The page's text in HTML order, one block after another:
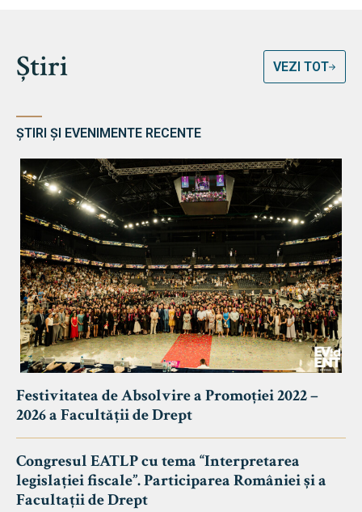
Știri VEZI TOT
ȘTIRI ȘI EVENIMENTE RECENTE
Festivitatea de Absolvire a Promoției 2022 –
2026 a Facultății de Drept
Congresul EATLP cu tema “Interpretarea
legislației fiscale”. Participarea României și a
Facultații de Drept